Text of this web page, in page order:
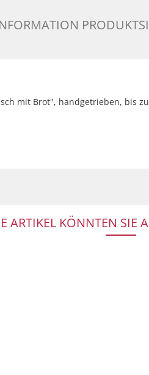
mit Brot", handgetrieben, bis
ARTIKEL KÖNNTEN SIE